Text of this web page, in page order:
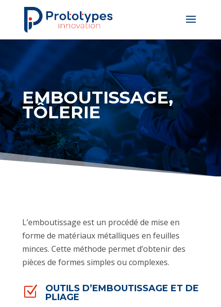
EMBOUTISSAGE,
TÔLERIE
L’emboutissage est un procédé de mise en
forme de matériaux métalliques en feuilles
minces. Cette méthode permet d’obtenir des
pièces de formes simples ou complexes.
Z
OUTILS D’EMBOUTISSAGE ET DE
PLIAGE